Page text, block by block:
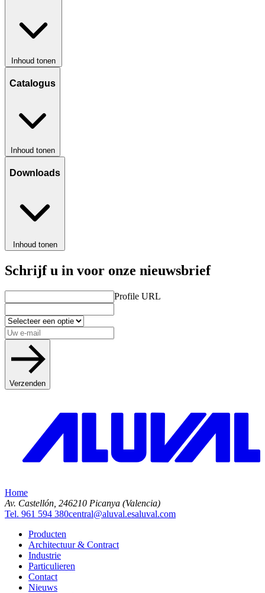
Inhoud tonen
Catalogus
Inhoud tonen
Downloads
Inhoud tonen
Schrijf u in voor onze nieuwsbrief
Profile URL
Verzenden
Home
Av. Castellón, 246210 Picanya (Valencia)
Tel. 961 594 380central@aluval.esaluval.com
Producten
Architectuur & Contract
Industrie
Particulieren
Contact
Nieuws